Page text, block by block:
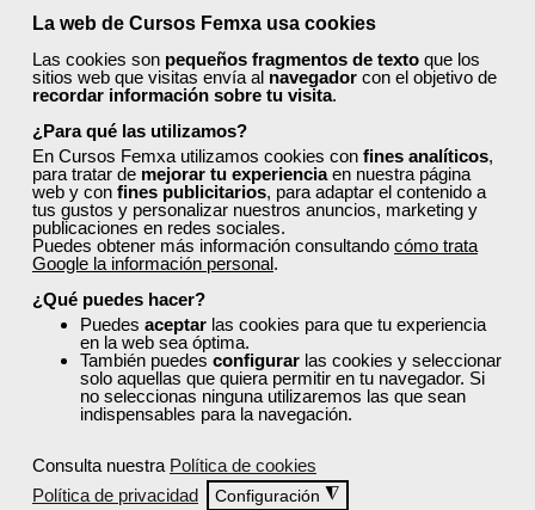
La web de Cursos Femxa usa cookies
Las cookies son pequeños fragmentos de texto que los
sitios web que visitas envía al navegador con el objetivo de
recordar información sobre tu visita.
¿Para qué las utilizamos?
En Cursos Femxa utilizamos cookies con fines analíticos,
para tratar de mejorar tu experienciaen nuestra página
web y con fines publicitarios, para adaptar el contenido a
tus gustos y personalizar nuestros anuncios, marketing y
publicaciones en redes sociales.
Puedes obtener más información consultando cómo trata
Google la información personal.
¿Qué puedes hacer?
Puedes aceptar las cookies para que tu experiencia
en la web sea óptima.
También puedes configurar las cookies y seleccionar
solo aquellas que quiera permitir en tu navegador. Si
no seleccionas ninguna utilizaremos las que sean
indispensables para la navegación.
Consulta nuestra Política de cookies
Política de privacidad
Configuración ◮